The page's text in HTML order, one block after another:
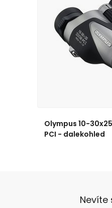
Olympus 10-
PCI - dalekohled
Nevíte